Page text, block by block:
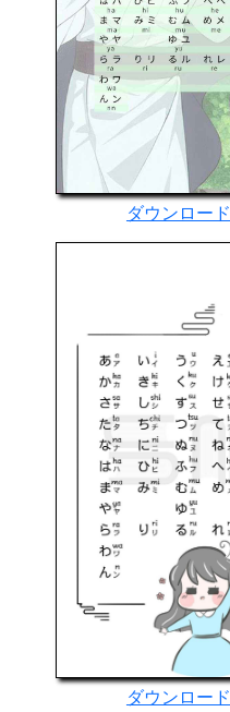
ダウンロード
ダウンロード